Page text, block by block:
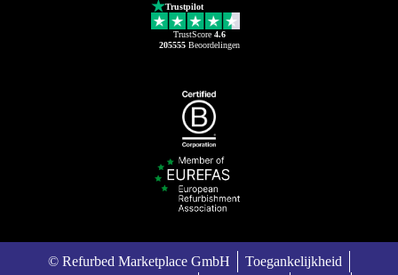
Trustpilot
TrustScore 4.6
205555Beoordelingen
© Refurbed Marketplace GmbH
Toegankelijkheid